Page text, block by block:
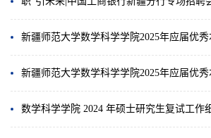
数学科学学院 2024 年硕士研究生复试工作